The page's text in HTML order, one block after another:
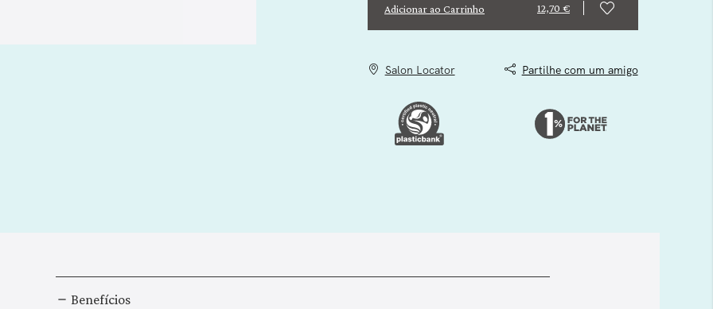
Adicionar ao Carrinho 12,70 €
Salon Locator Partilhe com um amigo
Benefícios